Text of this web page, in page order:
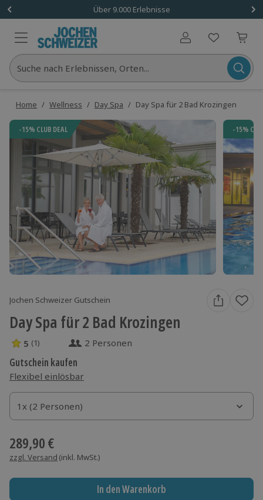
Über 9.000 Erlebnisse
Benutzerkonto
Suche nach Erlebnissen, Orten...
Home / Wellness / Day Spa / Day Spa für 2 Bad Krozingen
-15% CLUB DEAL -15%
Jochen Schweizer Gutschein
Day Spa für 2 Bad Krozingen
5 Sterne von 5 aus 1 Bewertungen
5 (1) 2 Personen
Gutschein kaufen
Flexibel einlösbar
1x (2 Personen)
1x (2 Personen)
1x (2 Personen)
289,90 €
zzgl. Versand (inkl. MwSt.)
In den Warenkorb